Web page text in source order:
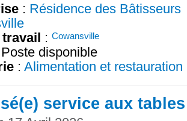
: Résidence des Bâtisseurs
travail : Cowansville
disponible
: Alimentation et restauration
service aux tables